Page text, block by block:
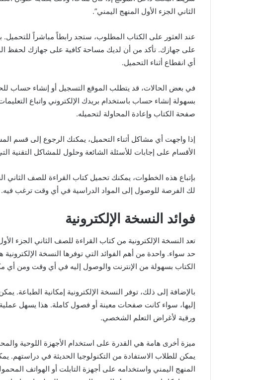
الثاني الجزء الأول المنهج اليمني”.
عند العثور على الكتاب المطلوب، ستجد رابطاً مباشراً للتحميل.
على جهازك. تأكد من أن لديك مساحة كافية على جهازك لحفظ
أي انقطاع أثناء التحميل.
في بعض الحالات، قد يتطلب الموقع التسجيل أو إنشاء حساب
بسهولة إنشاء حساب باستخدام بريدك الإلكتروني واتباع
صفحة الكتاب وإعادة المحاولة لتحميله.
إذا واجهت أي مشاكل أثناء التحميل، يمكنك الرجوع إلى قسم
الأقسام على إجابات للأسئلة الشائعة وحلول للمشاكل التقنية
بإتباع هذه الخطوات، يمكنك تحميل كتاب القراءة للصف الثاني
لك الفرصة للوصول إلى المواد الدراسية في أي وقت ترغب فيه.
فوائد النسخة الإلكترونية
تعد النسخة الإلكترونية من كتاب القراءة للصف الثاني الجزء
حد سواء. واحدة من أهم الفوائد التي توفرها النسخة
الكتاب بسهولة من الإنترنت والوصول إليه في أي وقت ومن أي
بالإضافة إلى ذلك، توفر النسخة الإلكترونية إمكانية الطباعة.
إليها، سواء كانت صفحات معينة أو فصول كاملة. هذا يسهل
ورقية لأغراض التعلم الشخصي.
ميزة أخرى هامة هي القدرة على استخدام الأجهزة اللوحية
يمكن للطلاب الاستفادة من التكنولوجيا الحديثة في دراستهم.
المنهج اليمني واستخدامه على أجهزة التابلت أو الهواتف